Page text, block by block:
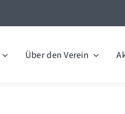
Über den Verein